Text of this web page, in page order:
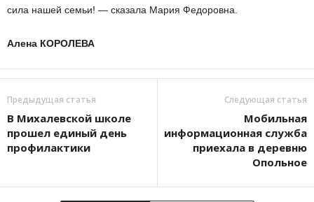
сила нашей семьи! — сказала Мария Федоровна.
Алена КОРОЛЕВА
Предыдущая статья
В Михалевской школе
прошел единый день
профилактики
Следующая статья
Мобильная
информационная служба
приехала в деревню
Опольное